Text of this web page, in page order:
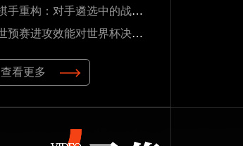
“棋手重构：对手遴选中的战略序章”
“世预赛进攻效能对世界杯决赛圈得分能力的预测研究——以2026年美加墨世界杯为例”
查看更多